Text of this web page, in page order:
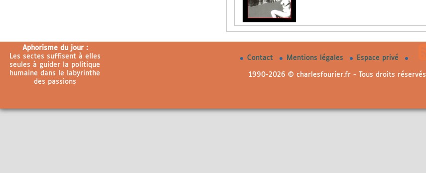
Aphorisme du jour :
Les sectes suffisent à elles
seules à guider la politique
humaine dans le labyrinthe
des passions
Contact Mentions légales Espace privé
1990-2026 © charlesfourier.fr - Tous droits réservés